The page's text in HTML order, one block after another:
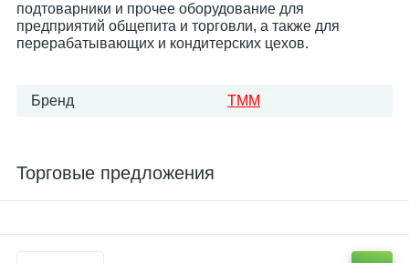
подтоварники и прочее оборудование для
предприятий общепита и торговли, а также для
перерабатывающих и кондитерских цехов.
Бренд ТММ
Торговые предложения